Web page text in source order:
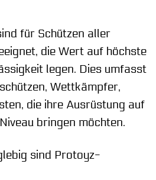
für Schützen aller
die Wert auf höchste
legen. Dies umfasst
Wettkämpfer,
die ihre Ausrüstung auf
bringen möchten.
sind Protoyz-